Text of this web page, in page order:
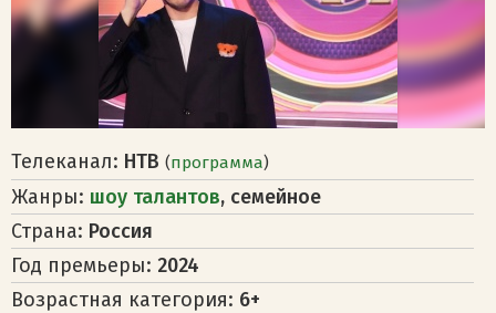
Телеканал: НТВ (программа)
Жанры: шоу талантов, семейное
Страна: Россия
Год премьеры: 2024
Возрастная категория: 6+